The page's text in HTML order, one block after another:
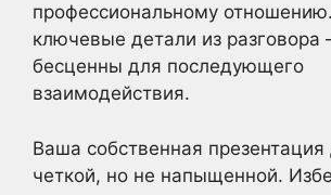
профессиональному
ключевые детали из разговора
бесценны для последующего
взаимодействия.
Ваша собственная
четкой, но не напыщенной.